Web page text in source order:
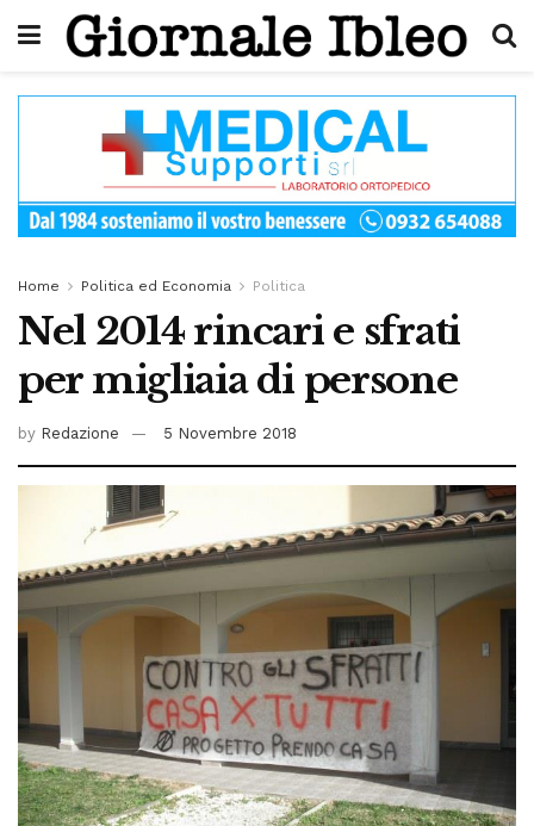
Home Politica ed Economia Politica
Nel 2014 rincari e sfrati
per migliaia di persone
by Redazione 5 Novembre 2018